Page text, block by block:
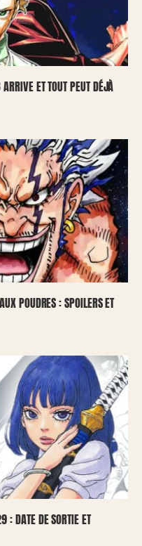
ET TOUT PEUT DÉJÀ
POUDRES : SPOILERS ET
: DATE DE SORTIE ET